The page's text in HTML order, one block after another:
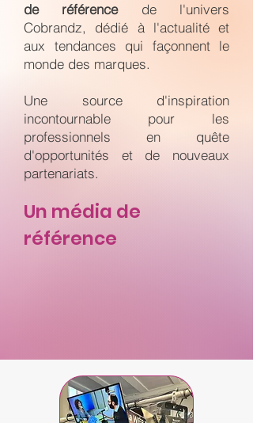
de référencede l'univers
Cobrandz, dédié à l'actualité et
aux tendances qui façonnent le
monde des marques.
Une source d'inspiration
incontournable pour les
professionnels en quête
d'opportunités et de nouveaux
partenariats.
Un média de
référence